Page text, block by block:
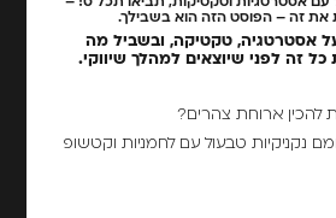
אסטרטגיות וטקטיקות, תביאו תכל'ס! –
זה – הפוסט הזה הוא בשבילך.
אסטרטגיה, טקטיקה, ובשביל מה
זה לפני שיוצאים למהלך שיווקי.
להכין ארוחת צהרים?
נקניקיות טבעול עם לחמניות וקטשופ